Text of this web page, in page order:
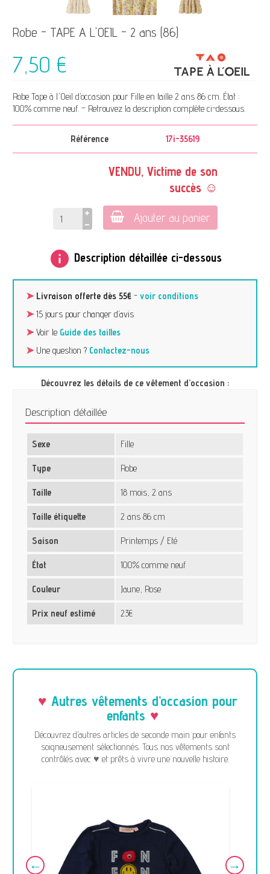
Robe - TAPE A L'OEIL - 2 ans (86)
7,50 €
Robe Tape à l'Oeil d’occasion pour Fille en taille 2 ans 86 cm. État :
100% comme neuf. – Retrouvez la description complète ci-dessous.
Référence 17i-35619
VENDU, Victime de son
succès ☺
Ajouter au panier
info Description détaillée ci-dessous
➤ Livraison offerte dès 55€ -voir conditions
➤15 jours pour changer d’avis
➤Voir le Guide des tailles
➤Une question ? Contactez-nous
Découvrez les détails de ce vêtement d’occasion :
Description détaillée
Sexe Fille
Type Robe
Taille 18 mois, 2 ans
Taille étiquette 2 ans 86 cm
Saison Printemps / Eté
État 100% comme neuf
Couleur Jaune, Rose
Prix neuf estimé 23€
Autres vêtements d’occasion pour
enfants
Découvrez d’autres articles de seconde main pour enfants
soigneusement sélectionnés. Tous nos vêtements sont
contrôlés avec ♥ et prêts à vivre une nouvelle histoire.